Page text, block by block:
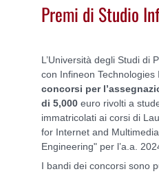
Premi di Studio
L’Università degli Studi di
con Infineon Technologies
concorsi per
di 5,000 euro rivolti a
immatricolati ai corsi di
for Internet and
Engineering" per l’a.a.
I bandi dei concorsi sono